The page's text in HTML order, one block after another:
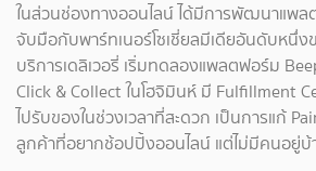
ในส่วนช่องทางออนไลน์ ได้มีการพัฒนาแพล
จับมือกับพาร์ทเนอร์โซเชี่ยลมีเดียอันดับหนึ่ง
บริการเดลิเวอรี่ เริ่มทดลองแพลตฟอร์ม
Click & Collect ในโฮจิมินห์ มี Fulfillment
ไปรับของในช่วงเวลาที่สะดวก เป็นการแก้
ลูกค้าที่อยากช้อปปิ้งออนไลน์ แต่ไม่มีคนอยู่